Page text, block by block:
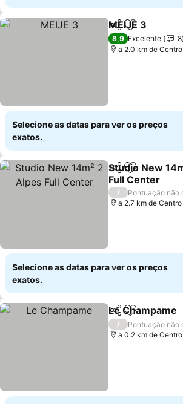
PartilharAdicionar
MEIJE 3
8,9 Excelente
8
a 2.0 km de
Selecione as datas para ver os preços
exatos.
PartilharAdicionar
Studio New
Full Center
/
Pontuação não
a 2.7 km de
Selecione as datas para ver os preços
exatos.
PartilharAdicionar
Le Champame
/
Pontuação não
a 0.2 km de